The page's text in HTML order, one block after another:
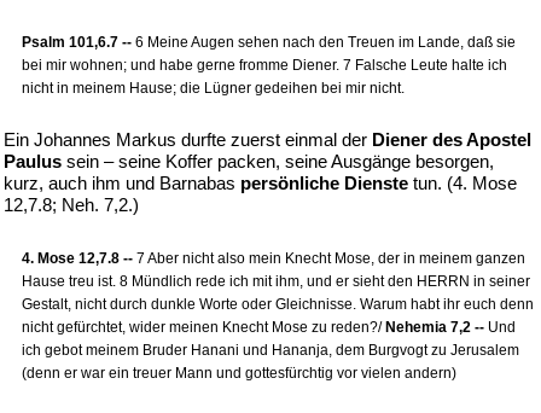
Psalm 101,6.7 -- 6 Meine Augen sehen nach den Treuen im Lande, daß sie
bei mir wohnen; und habe gerne fromme Diener. 7 Falsche Leute halte ich
nicht in meinem Hause; die Lügner gedeihen bei mir nicht.
Ein Johannes Markus durfte zuerst einmal der Diener des Apostel
Paulus sein – seine Koffer packen, seine Ausgänge besorgen,
kurz, auch ihm und Barnabas persönliche Dienste tun. (4. Mose
12,7.8; Neh. 7,2.)
4. Mose 12,7.8 -- 7 Aber nicht also mein Knecht Mose, der in meinem ganzen
Hause treu ist. 8 Mündlich rede ich mit ihm, und er sieht den HERRN in seiner
Gestalt, nicht durch dunkle Worte oder Gleichnisse. Warum habt ihr euch denn
nicht gefürchtet, wider meinen Knecht Mose zu reden?/ Nehemia 7,2 -- Und
ich gebot meinem Bruder Hanani und Hananja, dem Burgvogt zu Jerusalem
(denn er war ein treuer Mann und gottesfürchtig vor vielen andern)